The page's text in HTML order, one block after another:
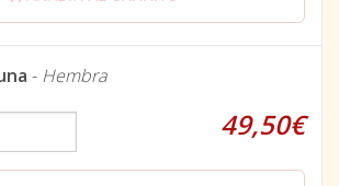
- Hembra
49,50€